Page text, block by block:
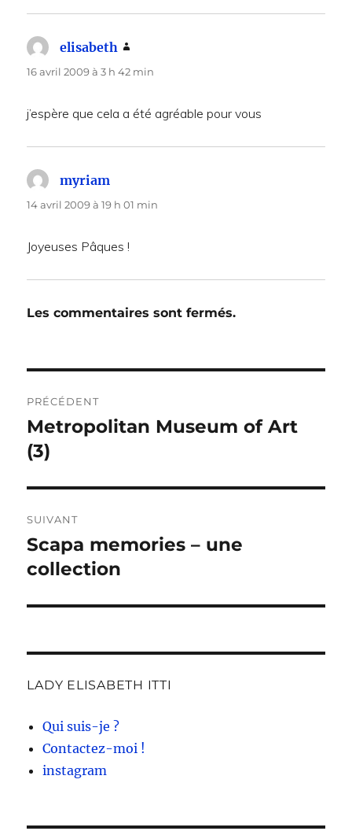
elisabeth
16 avril 2009 à 3 h 42 min
j’espère que cela a été agréable pour vous
myriam
14 avril 2009 à 19 h 01 min
Joyeuses Pâques !
Les commentaires sont fermés.
de
l’article
PRÉCÉDENT
Publication
précédente :
Metropolitan Museum of Art
(3)
SUIVANT
Publication
suivante :
Scapa memories – une
collection
LADY ELISABETH ITTI
Qui suis-je ?
Contactez-moi !
instagram